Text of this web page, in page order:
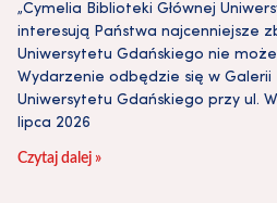
„Cymelia Biblioteki Głównej
interesują Państwa najcenniejsze
Uniwersytetu Gdańskiego nie
Wydarzenie odbędzie się w Galerii
Uniwersytetu Gdańskiego przy ul.
lipca 2026
Czytaj dalej »